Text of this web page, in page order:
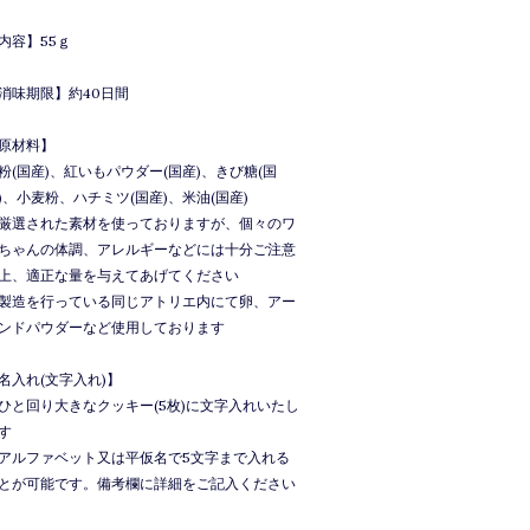
内容】55ｇ
消味期限】約40日間
原材料】
(国産)、紅いもパウダー(国産)、きび糖(国
、小麦粉、ハチミツ(国産)、米油(国産)
選された素材を使っておりますが、個々のワ
ゃんの体調、アレルギーなどには十分ご注意
、適正な量を与えてあげてください
造を行っている同じアトリエ内にて卵、アー
ドパウダーなど使用しております
名入れ(文字入れ)】
ひと回り大きなクッキー(5枚)に文字入れいたし
アルファベット又は平仮名で5文字まで入れる
が可能です。備考欄に詳細をご記入ください